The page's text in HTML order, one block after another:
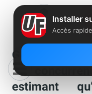
GAFA : la
la
estimant
Installer
Accès